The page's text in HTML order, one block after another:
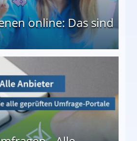
online: Das sind